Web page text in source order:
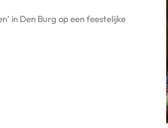
in Den Burg op een feestelijke